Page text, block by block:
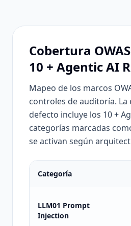
Cobertura
10 + Agentic AI
Mapeo de los marcos
controles de auditoría.
defecto incluye los 10 +
categorías marcadas
se activan según
Categoría
LLM01 Prompt
Injection